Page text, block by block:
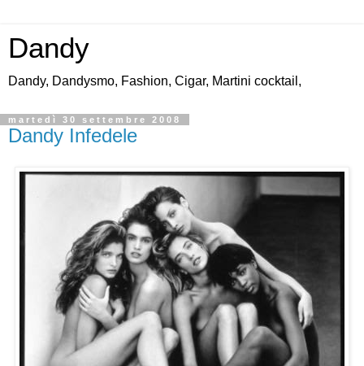
Dandy
Dandy, Dandysmo, Fashion, Cigar, Martini cocktail,
martedì 30 settembre 2008
Dandy Infedele